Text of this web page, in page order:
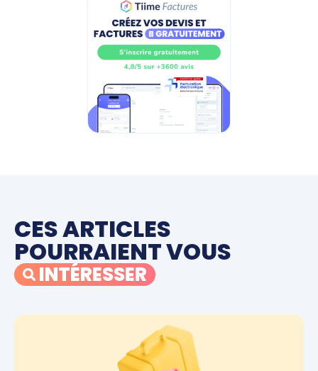
CES ARTICLES
POURRAIENT VOUS
INTÉRESSER